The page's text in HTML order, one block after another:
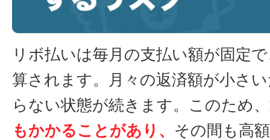
リボ払いは毎月の支払い額が固定
算されます。月々の返済額が小さ
らない状態が続きます。このため、
もかかることがあり、 その間も高